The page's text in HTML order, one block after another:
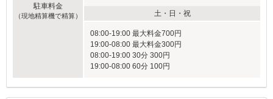
駐車料金
（現地精算機で精算） 土・日・祝
08:00-19:00 最大料金700円
19:00-08:00 最大料金300円
08:00-19:00 30分 300円
19:00-08:00 60分 100円